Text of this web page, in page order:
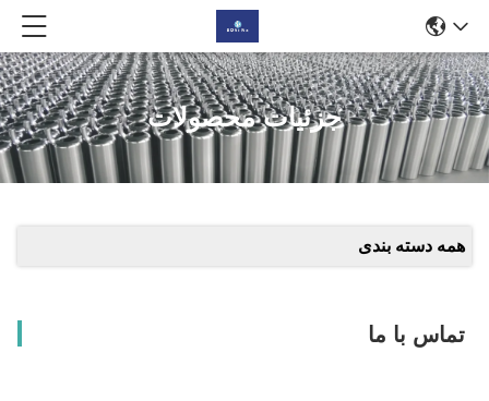
جزئیات محصولات
همه دسته بندی
تماس با ما